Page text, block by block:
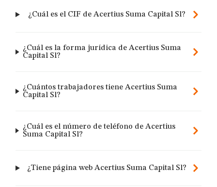
¿Cuál es el CIF de Acertius Suma Capital Sl?
¿Cuál es la forma jurídica de Acertius Suma
Capital Sl?
¿Cuántos trabajadores tiene Acertius Suma
Capital Sl?
¿Cuál es el número de teléfono de Acertius
Suma Capital Sl?
¿Tiene página web Acertius Suma Capital Sl?